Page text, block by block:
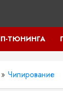
ТЮНИНГА
» Чипирование